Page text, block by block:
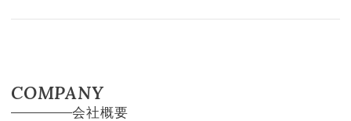
COMPANY
会社概要